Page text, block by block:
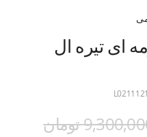
ای تیره ال
تومان